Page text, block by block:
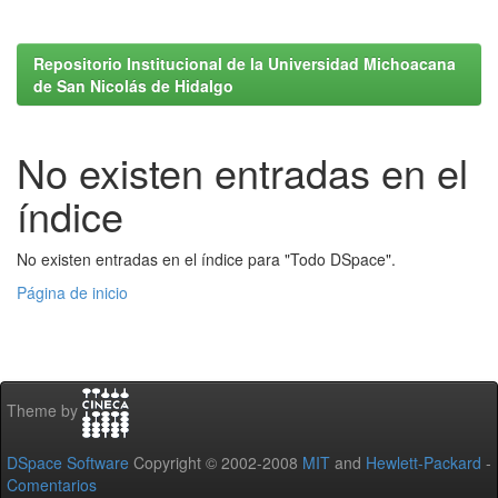
Repositorio Institucional de la Universidad Michoacana
de San Nicolás de Hidalgo
No existen entradas en el
índice
No existen entradas en el índice para "Todo DSpace".
Página de inicio
Theme by
DSpace Software Copyright © 2002-2008 MIT and Hewlett-Packard -
Comentarios